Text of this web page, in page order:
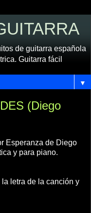
de guitarra española
Guitarra fácil
▼
(Diego
Esperanza de Diego
y para piano.
letra de la canción y